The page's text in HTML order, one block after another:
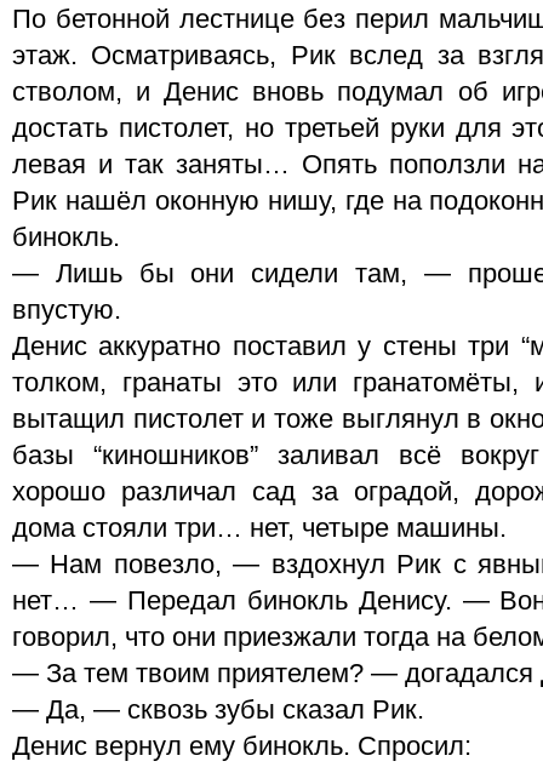
По бетонной лестнице без перил
этаж. Осматриваясь, Рик вслед за
стволом, и Денис вновь подумал об
достать пистолет, но третьей руки для
левая и так заняты… Опять поползли
Рик нашёл оконную нишу, где на
бинокль.
— Лишь бы они сидели там, —
впустую.
Денис аккуратно поставил у стены три
толком, гранаты это или гранатомёты,
вытащил пистолет и тоже выглянул в
базы “киношников” заливал всё
хорошо различал сад за оградой,
дома стояли три… нет, четыре машины.
— Нам повезло, — вздохнул Рик с
нет… — Передал бинокль Денису. —
говорил, что они приезжали тогда на
— За тем твоим приятелем? —
— Да, — сквозь зубы сказал Рик.
Денис вернул ему бинокль. Спросил: